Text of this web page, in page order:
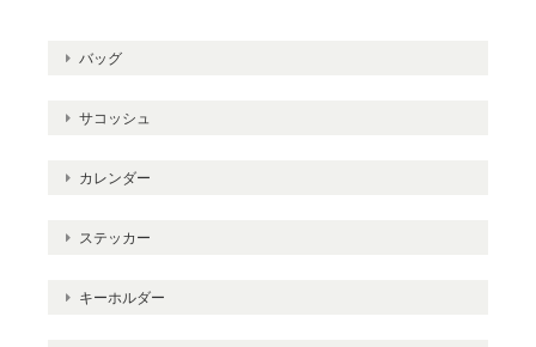
バッグ
サコッシュ
カレンダー
ステッカー
キーホルダー